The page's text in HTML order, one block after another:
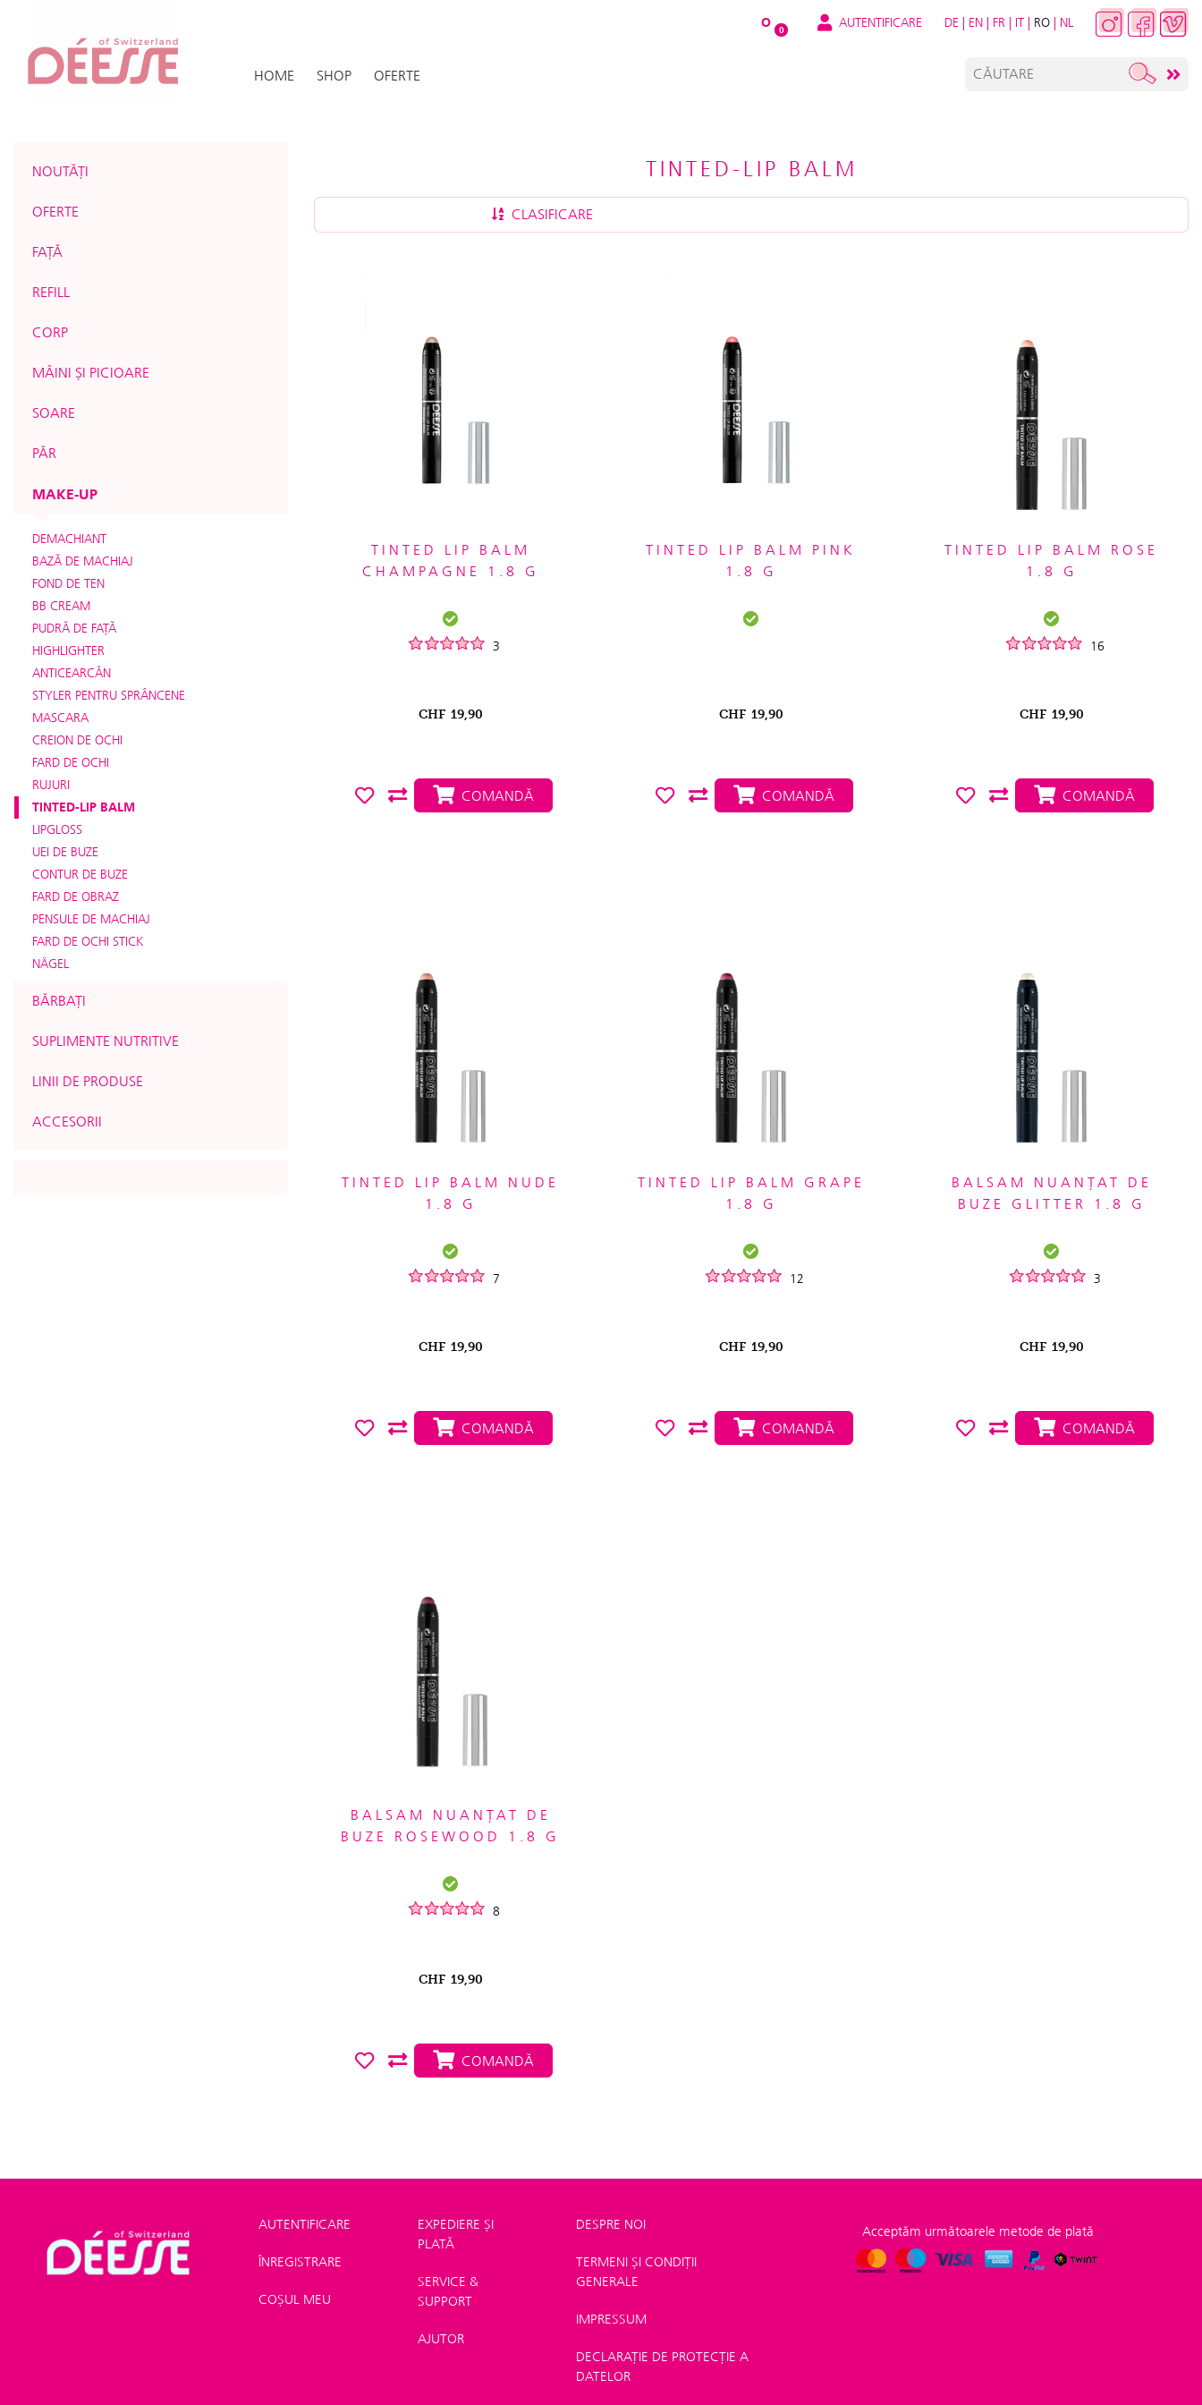
O 0 AUTENTIFICARE DE | EN | FR | IT | RO | NL
HOME SHOP OFERTE
NOUTĂȚI
OFERTE
FAȚĂ
REFILL
CORP
MÂINI ȘI PICIOARE
SOARE
PĂR
MAKE-UP
DEMACHIANT
BAZĂ DE MACHIAJ
FOND DE TEN
BB CREAM
PUDRĂ DE FAŢĂ
HIGHLIGHTER
ANTICEARCĂN
STYLER PENTRU SPRÂNCENE
MASCARA
CREION DE OCHI
FARD DE OCHI
RUJURI
TINTED-LIP BALM
LIPGLOSS
UEI DE BUZE
CONTUR DE BUZE
FARD DE OBRAZ
PENSULE DE MACHIAJ
FARD DE OCHI STICK
NÄGEL
BĂRBAȚI
SUPLIMENTE NUTRITIVE
LINII DE PRODUSE
ACCESORII
TINTED-LIP BALM
CLASIFICARE
TINTED LIP BALM
CHAMPAGNE 1.8 G
3
CHF 19,90
COMANDĂ
TINTED LIP BALM PINK
1.8 G
CHF 19,90
COMANDĂ
TINTED LIP BALM ROSE
1.8 G
16
CHF 19,90
COMANDĂ
TINTED LIP BALM NUDE
1.8 G
7
CHF 19,90
COMANDĂ
TINTED LIP BALM GRAPE
1.8 G
12
CHF 19,90
COMANDĂ
BALSAM NUANȚAT DE
BUZE GLITTER 1.8 G
3
CHF 19,90
COMANDĂ
BALSAM NUANȚAT DE
BUZE ROSEWOOD 1.8 G
8
CHF 19,90
COMANDĂ
Shop>Make-up>
AUTENTIFICARE
ÎNREGISTRARE
COȘUL MEU
EXPEDIERE ȘI
PLATĂ
SERVICE &
SUPPORT
AJUTOR
DESPRE NOI
TERMENI ȘI CONDIȚII
GENERALE
IMPRESSUM
DECLARAȚIE DE PROTECȚIE A
DATELOR
Acceptăm următoarele metode de plată